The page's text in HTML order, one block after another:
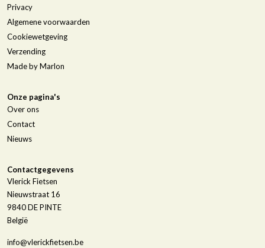
Privacy
Algemene voorwaarden
Cookiewetgeving
Verzending
Made by Marlon
Onze pagina's
Over ons
Contact
Nieuws
Contactgegevens
Vlerick Fietsen
Nieuwstraat 16
9840DE PINTE
België
info@vlerickfietsen.be